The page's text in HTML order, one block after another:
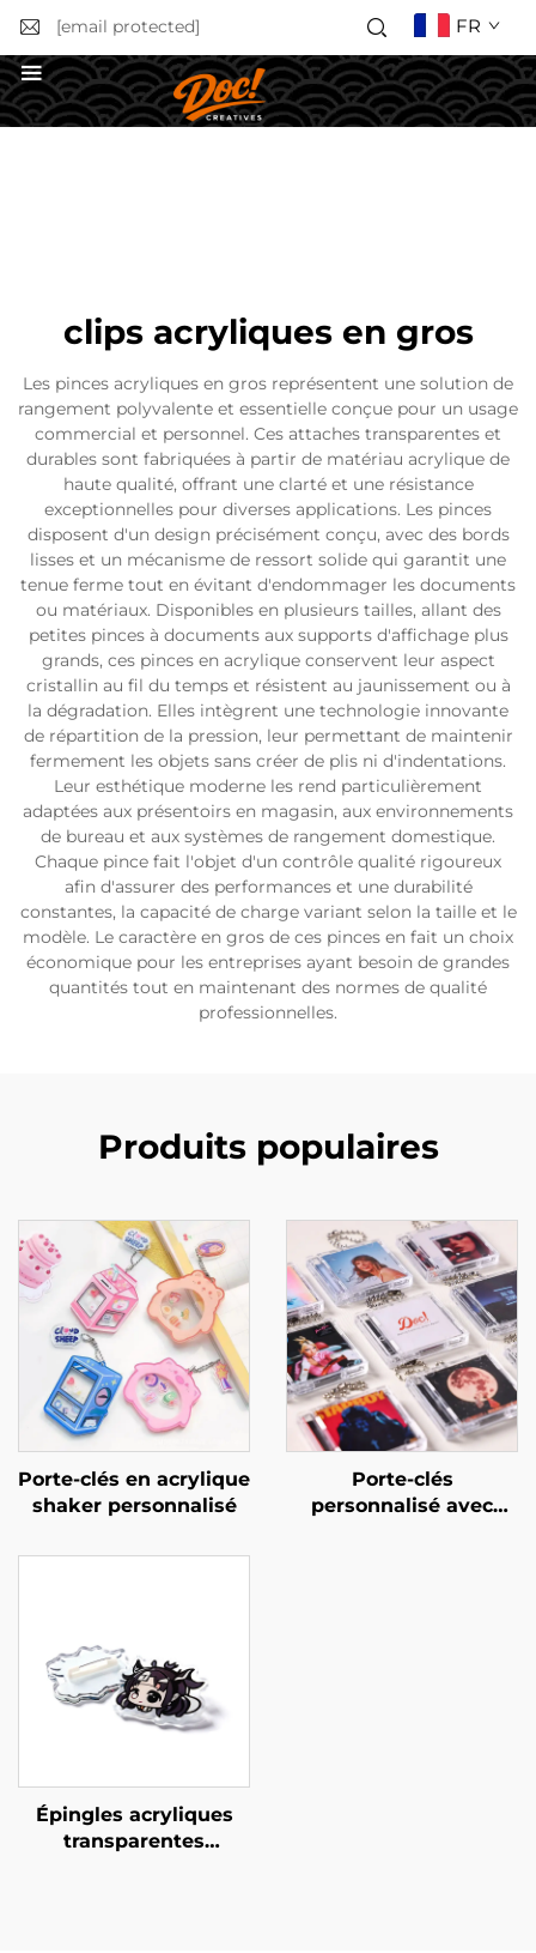
[email protected] FR
clips acryliques en gros
Les pinces acryliques en gros représentent une solution de
rangement polyvalente et essentielle conçue pour un usage
commercial et personnel. Ces attaches transparentes et
durables sont fabriquées à partir de matériau acrylique de
haute qualité, offrant une clarté et une résistance
exceptionnelles pour diverses applications. Les pinces
disposent d'un design précisément conçu, avec des bords
lisses et un mécanisme de ressort solide qui garantit une
tenue ferme tout en évitant d'endommager les documents
ou matériaux. Disponibles en plusieurs tailles, allant des
petites pinces à documents aux supports d'affichage plus
grands, ces pinces en acrylique conservent leur aspect
cristallin au fil du temps et résistent au jaunissement ou à
la dégradation. Elles intègrent une technologie innovante
de répartition de la pression, leur permettant de maintenir
fermement les objets sans créer de plis ni d'indentations.
Leur esthétique moderne les rend particulièrement
adaptées aux présentoirs en magasin, aux environnements
de bureau et aux systèmes de rangement domestique.
Chaque pince fait l'objet d'un contrôle qualité rigoureux
afin d'assurer des performances et une durabilité
constantes, la capacité de charge variant selon la taille et le
modèle. Le caractère en gros de ces pinces en fait un choix
économique pour les entreprises ayant besoin de grandes
quantités tout en maintenant des normes de qualité
professionnelles.
Produits populaires
Porte-clés en acrylique
shaker personnalisé
Porte-clés
personnalisé avec
Épingles acryliques
transparentes